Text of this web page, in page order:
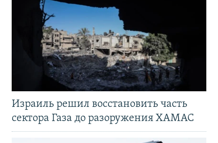
Израиль решил восстановить часть
сектора Газа до разоружения ХАМАС